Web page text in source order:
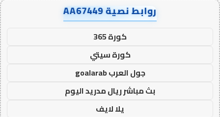
روابط نصية AA67449
كورة 365
كورة سيتي
جول العرب goalarab
بث مباشر ريال مدريد اليوم
يلا لايف